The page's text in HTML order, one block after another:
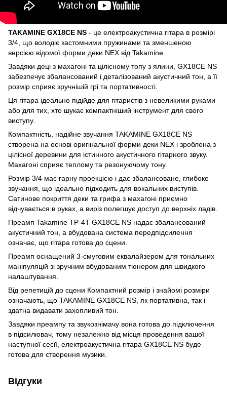
TAKAMINE GX18CE NS - це електроакустична гітара в розмірі
3/4, що володіє кастомними пружинами та зменшеною
версією відомої форми деки NEX від Takamine.
Завдяки деці з махагоні та цілісному топу з ялини, GX18CE NS
забезпечує збалансований і деталізований акустичний тон, а її
розмір сприяє зручнішій грі та портативності.
Ця гітара ідеально підійде для гітаристів з невеликими руками
або для тих, хто шукає компактніший інструмент для свого
виступу.
Компактність, надійне звучання TAKAMINE GX18CE NS
створена на основі оригінальної форми деки NEX і зроблена з
цілісної деревини для істинного акустичного гітарного звуку.
Махагоні сприяє теплому та резонуючому тону.
Розмір 3/4 має гарну проекцією і дає збалансоване, глибоке
звучання, що ідеально підходить для вокальних виступів.
Сатинове покриття деки та грифа з махагоні приємно
відчувається в руках, а виріз полегшує доступ до верхніх ладів.
Преамп Takamine TP-4T GX18CE NS надає збалансований
акустичний тон, а вбудована система передпідсилення
означає, що гітара готова до сцени.
Преамп оснащений 3-смуговим еквалайзером для тональних
маніпуляцій зі зручним вбудованим тюнером для швидкого
налаштування.
Від репетицій до сцени Компактний розмір і знайомі розміри
означають, що TAKAMINE GX18CE NS, як портативна, так і
здатна видавати захопливий тон.
Завдяки преампу та звукознімачу вона готова до підключення
в підсилювач, тому незалежно від місця проведення вашої
наступної сесії, електроакустична гітара GX18CE NS буде
готова для створення музики.
Відгуки